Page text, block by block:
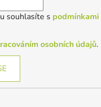
souhlasíte s podmínkami
osobních údajů.